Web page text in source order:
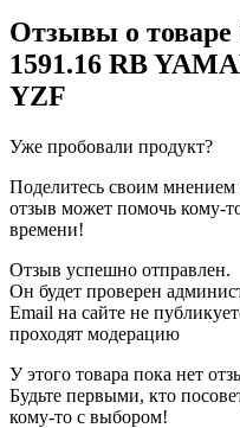
Отзывы о товаре
1591.16 RB
YZF
Уже пробовали продукт?
Поделитесь своим
отзыв может помочь кому-
времени!
Отзыв успешно отправлен.
Он будет проверен
Email на сайте не
проходят модерацию
У этого товара пока нет
Будьте первыми, кто
кому-то с выбором!